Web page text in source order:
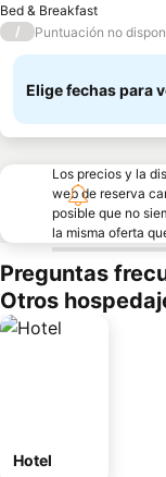
Bed & Breakfast
/ Puntuación no
Elige fechas para
Los precios y la
web de reserva
posible que no
la misma oferta
Preguntas
Otros
Hotel